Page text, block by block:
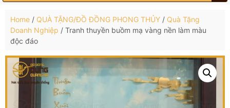
Home / QUÀ TẶNG/ĐỒ ĐỒNG PHONG THỦY / Quà Tặng
Doanh Nghiệp / Tranh thuyền buồm mạ vàng nền làm màu
độc đáo